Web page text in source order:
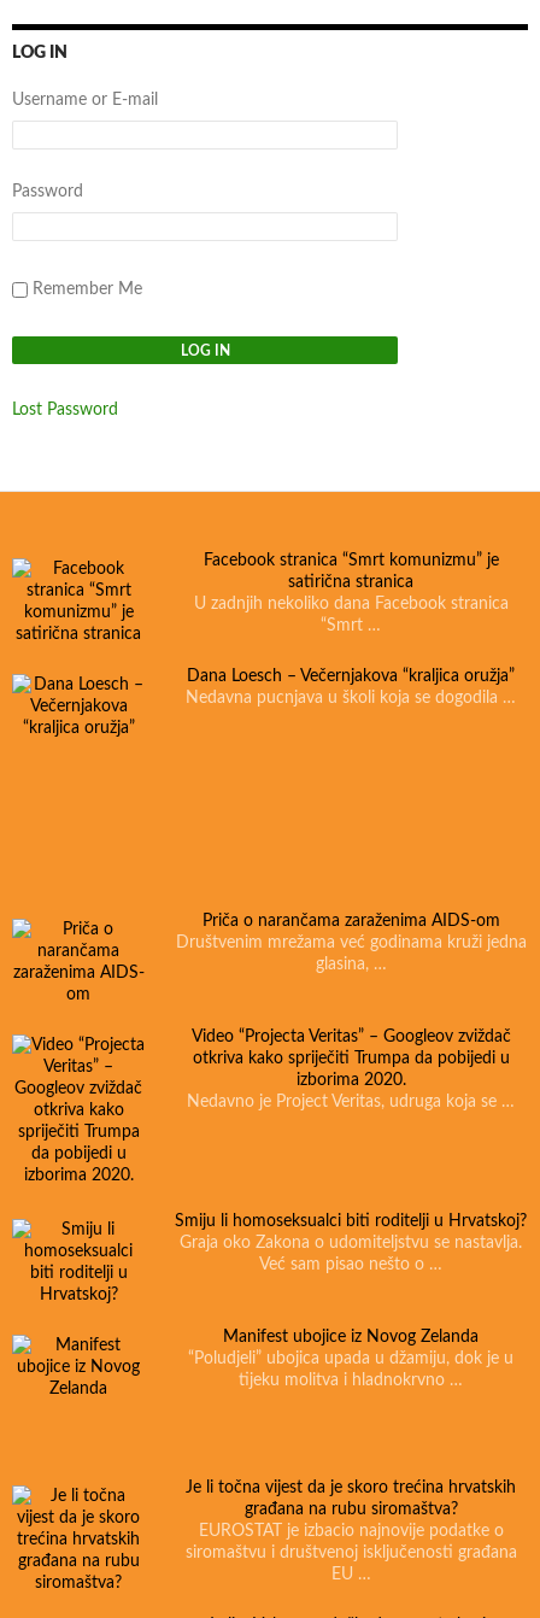
LOG IN
Username or E-mail
Password
Remember Me
Lost Password
Facebook stranica “Smrt komunizmu” je
satirična stranica
U zadnjih nekoliko dana Facebook stranica
“Smrt …
Dana Loesch – Večernjakova “kraljica oružja”
Nedavna pucnjava u školi koja se dogodila …
Priča o narančama zaraženima AIDS-om
Društvenim mrežama već godinama kruži jedna
glasina, …
Video “Projecta Veritas” – Googleov zviždač
otkriva kako spriječiti Trumpa da pobijedi u
izborima 2020.
Nedavno je Project Veritas, udruga koja se …
Smiju li homoseksualci biti roditelji u Hrvatskoj?
Graja oko Zakona o udomiteljstvu se nastavlja.
Već sam pisao nešto o …
Manifest ubojice iz Novog Zelanda
“Poludjeli” ubojica upada u džamiju, dok je u
tijeku molitva i hladnokrvno …
Je li točna vijest da je skoro trećina hrvatskih
građana na rubu siromaštva?
EUROSTAT je izbacio najnovije podatke o
siromaštvu i društvenoj isključenosti građana
EU …